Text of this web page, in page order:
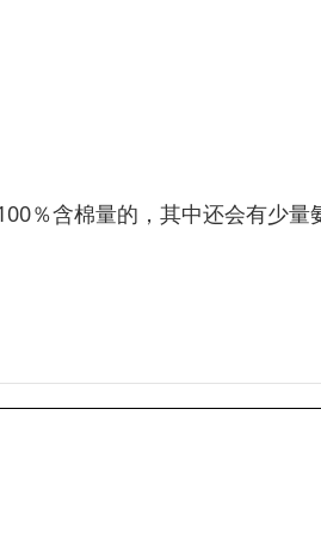
％含棉量的，其中还会有少量